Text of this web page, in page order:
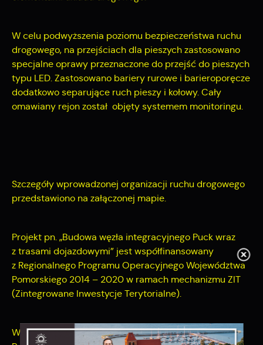
W celu podwyższenia poziomu bezpieczeństwa ruchu
drogowego, na przejściach dla pieszych zastosowano
specjalne oprawy przeznaczone do przejść do pieszych
typu LED. Zastosowano bariery rurowe i barieroporęcze
dodatkowo separujące ruch pieszy i kołowy. Cały
omawiany rejon został objęty systemem monitoringu.
Szczegóły wprowadzonej organizacji ruchu drogowego
przedstawiono na załączonej mapie.
Projekt pn. „Budowa węzła integracyjnego Puck wraz
z trasami dojazdowymi” jest współfinansowany
z Regionalnego Programu Operacyjnego Województwa
Pomorskiego 2014 – 2020 w ramach mechanizmu ZIT
(Zintegrowane Inwestycje Terytorialne).
Wartość projektu pn. „Budowa węzła integracyjnego